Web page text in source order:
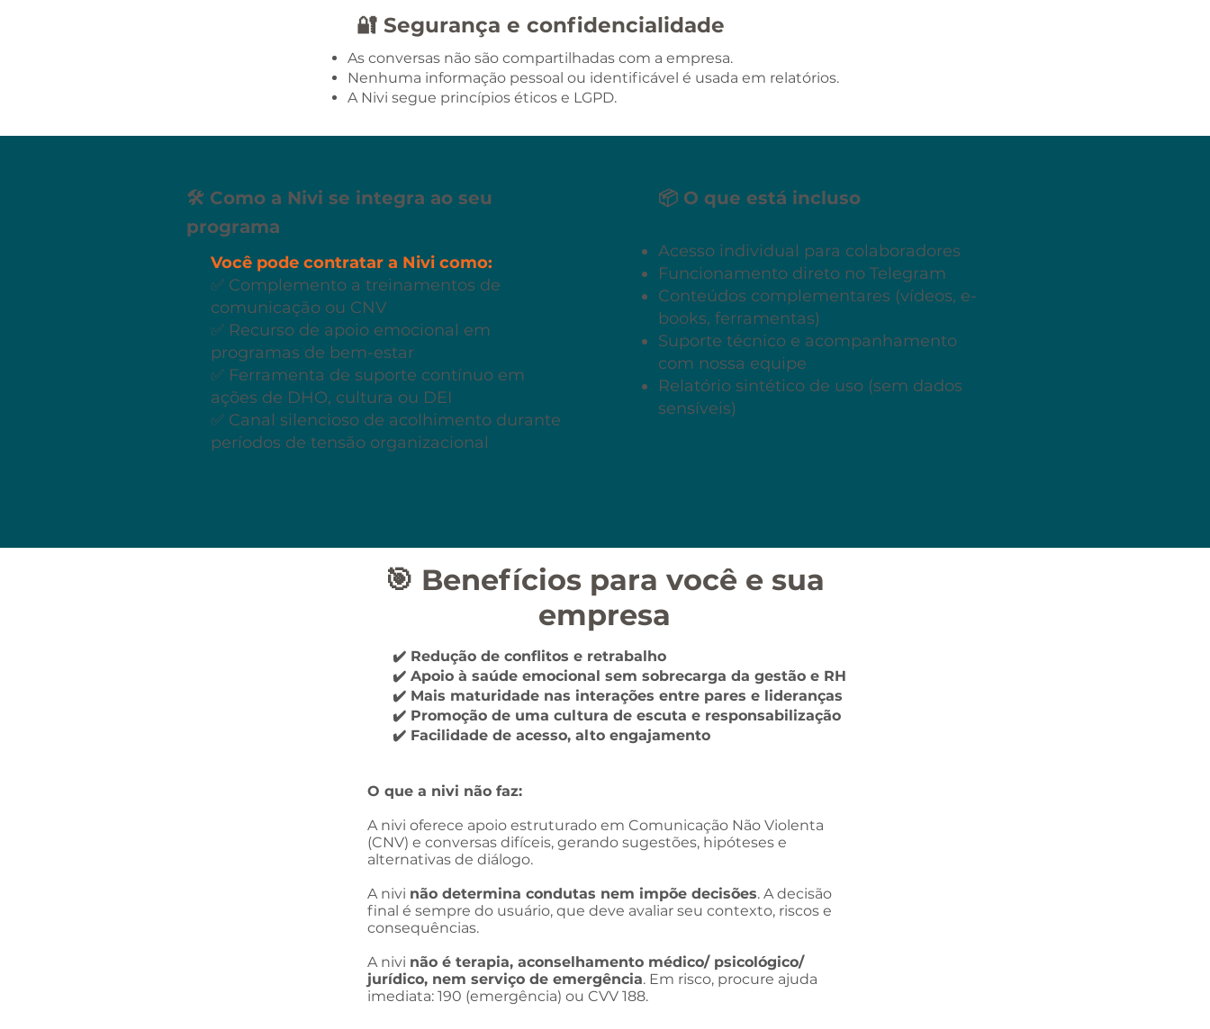
🔐 Segurança e confidencialidade
As conversas não são compartilhadas com a empresa.
Nenhuma informação pessoal ou identificável é usada em relatórios.
A Nivi segue princípios éticos e LGPD.
🛠 Como a Nivi se integra ao seu
programa
Você pode contratar a Nivi como:
✅ Complemento a treinamentos de
comunicação ou CNV
✅ Recurso de apoio emocional em
programas de bem-estar
✅ Ferramenta de suporte contínuo em
ações de DHO, cultura ou DEI
✅ Canal silencioso de acolhimento durante
períodos de tensão organizacional
📦 O que está incluso
Acesso individual para colaboradores
Funcionamento direto no Telegram
Conteúdos complementares (vídeos, e-
books, ferramentas)
Suporte técnico e acompanhamento
com nossa equipe
Relatório sintético de uso (sem dados
sensíveis)
🎯 Benefícios para você e sua
empresa
✔️ Redução de conflitos e retrabalho
✔️ Apoio à saúde emocional sem sobrecarga da gestão e RH
✔️ Mais maturidade nas interações entre pares e lideranças
✔️ Promoção de uma cultura de escuta e responsabilização
✔️ Facilidade de acesso, alto engajamento
O que a nivi não faz:
A nivi oferece apoio estruturado em Comunicação Não Violenta
(CNV) e conversas difíceis, gerando sugestões, hipóteses e
alternativas de diálogo.
A nivi não determina condutas nem impõe decisões. A decisão
final é sempre do usuário, que deve avaliar seu contexto, riscos e
consequências.
A nivi não é terapia, aconselhamento médico/ psicológico/
jurídico, nem serviço de emergência. Em risco, procure ajuda
imediata: 190 (emergência) ou CVV 188.